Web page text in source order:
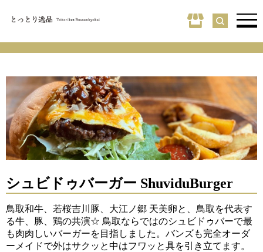
シュビドゥバーガー ShuviduBurger
鳥取和牛、若桜吉川豚、大江ノ郷 天美卵と、鳥取を代表す
る牛、豚、鶏の共演☆ 鳥取ならではのシュビドゥバーで最
も肉肉しいバーガーを目指しました。バンズも完全オーダ
ーメイドで外はサクッと中はフワッと具を引き立てます。